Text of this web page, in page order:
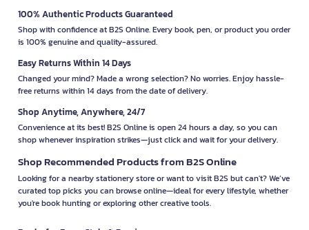
100% Authentic Products Guaranteed
Shop with confidence at B2S Online. Every book, pen, or product you order
is 100% genuine and quality-assured.
Easy Returns Within 14 Days
Changed your mind? Made a wrong selection? No worries. Enjoy hassle-
free returns within 14 days from the date of delivery.
Shop Anytime, Anywhere, 24/7
Convenience at its best! B2S Online is open 24 hours a day, so you can
shop whenever inspiration strikes—just click and wait for your delivery.
Shop Recommended Products from B2S Online
Looking for a nearby stationery store or want to visit B2S but can't? We’ve
curated top picks you can browse online—ideal for every lifestyle, whether
you're book hunting or exploring other creative tools.